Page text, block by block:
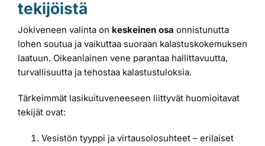
tekijöistä
Jokiveneen valinta on keskeinen osa onnistunutta
lohen soutua ja vaikuttaa suoraan kalastuskokemuksen
laatuun. Oikeanlainen vene parantaa hallittavuutta,
turvallisuutta ja tehostaa kalastustuloksia.
Tärkeimmät lasikuituveneeseen liittyvät huomioitavat
tekijät ovat:
Vesistön tyyppi ja virtausolosuhteet – erilaiset